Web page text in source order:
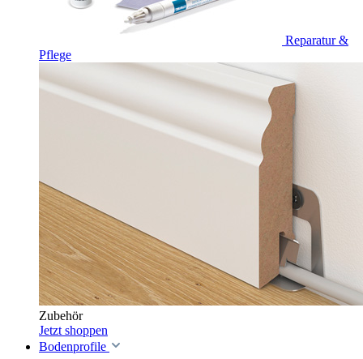
Reparatur &
Pflege
Zubehör
Jetzt shoppen
Bodenprofile